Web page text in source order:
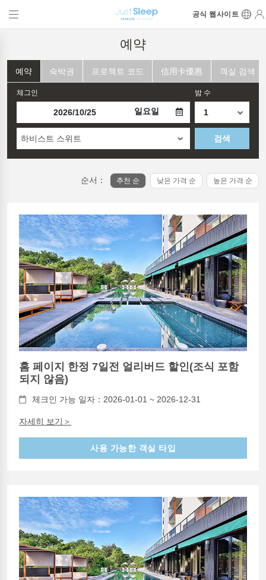
공식 웹사이트
예약
예약 숙박권 프로젝트 코드 信用卡優惠 객실 검색
체그인
일요일
밤 수
하비스트 스위트 검색
순서： 추천 순 낮은 가격 순 높은 가격 순
홈 페이지 한정 7일전 얼리버드 할인(조식 포함
되지 않음)
체크인 가능 일자：2026-01-01 ~ 2026-12-31
자세히 보기＞
사용 가능한 객실 타입